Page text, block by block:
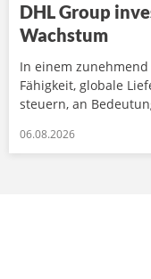
DHL Group
Wachstum
In einem
Fähigkeit, globale
steuern, an
06.08.2026